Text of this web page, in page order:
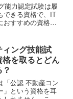
能力認定試験は履
できる資格で、IT
おすすめの資格で
や受験料などを
関心がある社会人
みてくださいね。
ング技能試
を取るとどん
「公認 不動産コン
」という資格を耳